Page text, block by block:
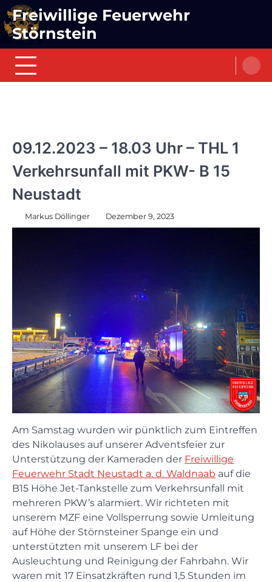
Skip
to
content
Freiwillige Feuerwehr
Störnstein
09.12.2023 – 18.03 Uhr – THL 1
Verkehrsunfall mit PKW- B 15
Neustadt
Markus Döllinger Dezember 9, 2023
Am Samstag wurden wir pünktlich zum Eintreffen
des Nikolauses auf unserer Adventsfeier zur
Unterstützung der Kameraden der Freiwillige
Feuerwehr Stadt Neustadt a. d. Waldnaab auf die
B15 Höhe Jet-Tankstelle zum Verkehrsunfall mit
mehreren PKW’s alarmiert. Wir richteten mit
unserem MZF eine Vollsperrung sowie Umleitung
auf Höhe der Störnsteiner Spange ein und
unterstützten mit unserem LF bei der
Ausleuchtung und Reinigung der Fahrbahn. Wir
waren mit 17 Einsatzkräften rund 1,5 Stunden im